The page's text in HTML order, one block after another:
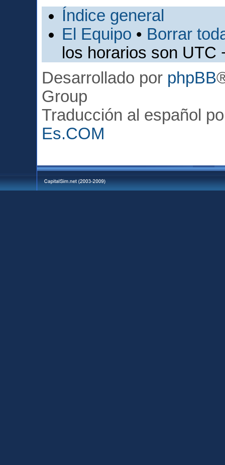
Índice general
El Equipo • Borrar
los horarios son UTC
Desarrollado por phpBB
Group
Traducción al español
Es.COM